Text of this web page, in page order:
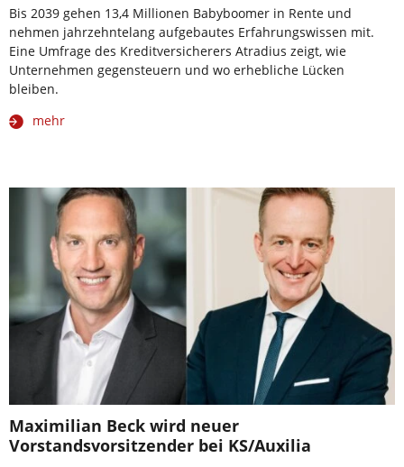
Bis 2039 gehen 13,4 Millionen Babyboomer in Rente und
nehmen jahrzehntelang aufgebautes Erfahrungswissen mit.
Eine Umfrage des Kreditversicherers Atradius zeigt, wie
Unternehmen gegensteuern und wo erhebliche Lücken
bleiben.
mehr
Maximilian Beck wird neuer
Vorstandsvorsitzender bei KS/Auxilia